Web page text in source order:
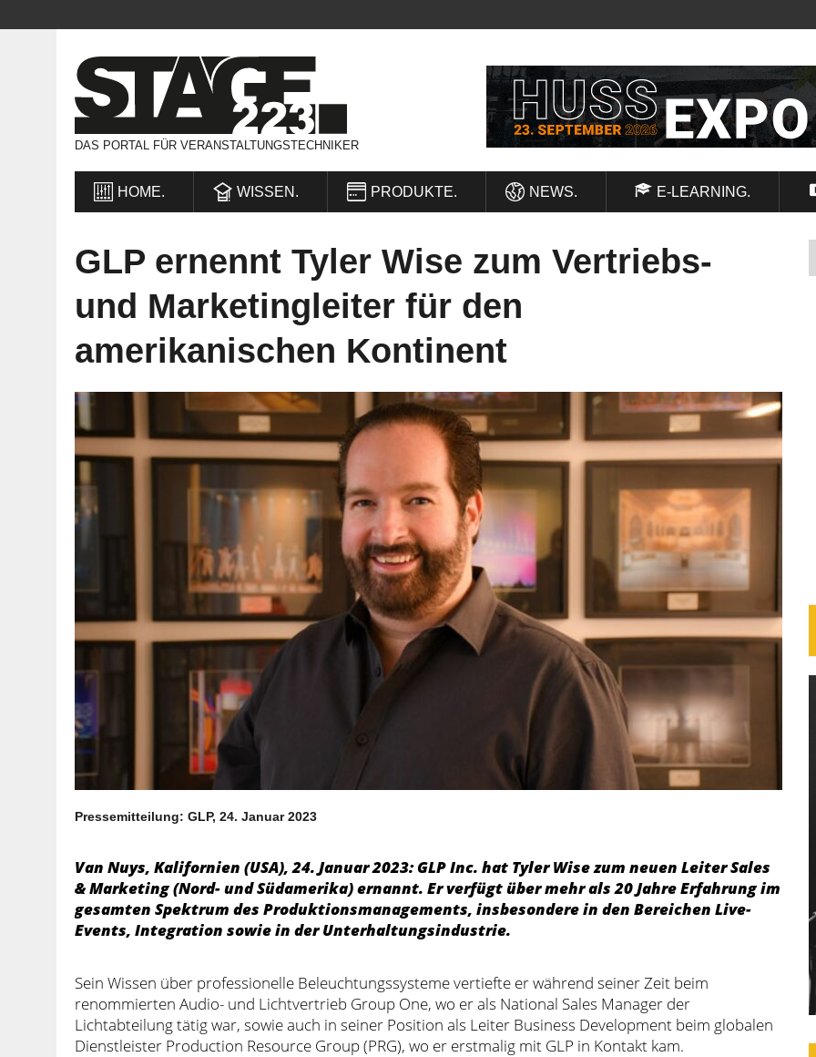
DAS PORTAL FÜR VERANSTALTUNGSTECHNIKER
HOME. WISSEN. PRODUKTE. NEWS. E-LEARNING.
GLP ernennt Tyler Wise zum Vertriebs-
und Marketingleiter für den
amerikanischen Kontinent
Pressemitteilung: GLP, 24. Januar 2023
Van Nuys, Kalifornien (USA), 24. Januar 2023: GLP Inc. hat Tyler Wise zum neuen Leiter Sales
& Marketing (Nord- und Südamerika) ernannt. Er verfügt über mehr als 20 Jahre Erfahrung im
gesamten Spektrum des Produktionsmanagements, insbesondere in den Bereichen Live-
Events, Integration sowie in der Unterhaltungsindustrie.
Sein Wissen über professionelle Beleuchtungssysteme vertiefte er während seiner Zeit beim
renommierten Audio- und Lichtvertrieb Group One, wo er als National Sales Manager der
Lichtabteilung tätig war, sowie auch in seiner Position als Leiter Business Development beim globalen
Dienstleister Production Resource Group (PRG), wo er erstmalig mit GLP in Kontakt kam.